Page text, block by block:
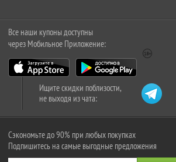
Все наши купоны доступны
через Мобильное Приложение:
Ищите скидки поблизости,
не выходя из чата:
Сэкономьте до 90% при любых покупках
Подпишитесь на самые выгодные предложения